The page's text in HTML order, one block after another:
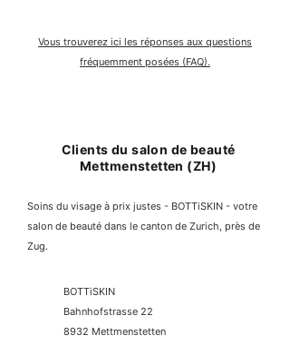
Vous trouverez ici les réponses aux questions
fréquemment posées (FAQ).
Clients du salon de beauté
Mettmenstetten (ZH)
Soins du visage à prix justes - BOTTiSKIN - votre
salon de beauté dans le canton de Zurich, près de
Zug.
BOTTiSKIN
Bahnhofstrasse 22
8932 Mettmenstetten